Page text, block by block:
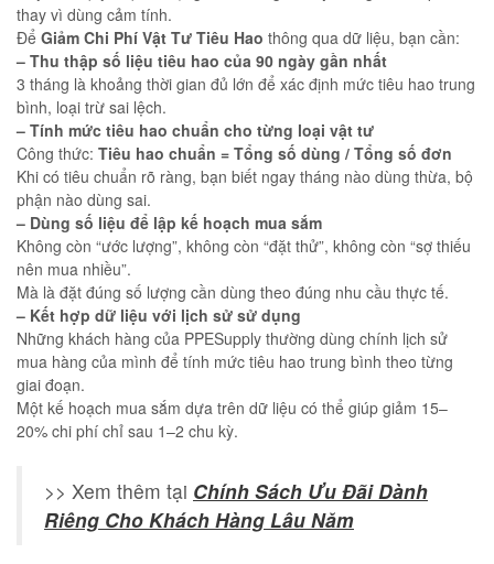
thay vì dùng cảm tính.
Để Giảm Chi Phí Vật Tư Tiêu Hao thông qua dữ liệu, bạn cần:
– Thu thập số liệu tiêu hao của 90 ngày gần nhất
3 tháng là khoảng thời gian đủ lớn để xác định mức tiêu hao trung
bình, loại trừ sai lệch.
– Tính mức tiêu hao chuẩn cho từng loại vật tư
Công thức: Tiêu hao chuẩn = Tổng số dùng / Tổng số đơn
Khi có tiêu chuẩn rõ ràng, bạn biết ngay tháng nào dùng thừa, bộ
phận nào dùng sai.
– Dùng số liệu để lập kế hoạch mua sắm
Không còn “ước lượng”, không còn “đặt thử”, không còn “sợ thiếu
nên mua nhiều”.
Mà là đặt đúng số lượng cần dùng theo đúng nhu cầu thực tế.
– Kết hợp dữ liệu với lịch sử sử dụng
Những khách hàng của PPESupply thường dùng chính lịch sử
mua hàng của mình để tính mức tiêu hao trung bình theo từng
giai đoạn.
Một kế hoạch mua sắm dựa trên dữ liệu có thể giúp giảm 15–
20% chi phí chỉ sau 1–2 chu kỳ.
>> Xem thêm tại Chính Sách Ưu Đãi Dành
Riêng Cho Khách Hàng Lâu Năm